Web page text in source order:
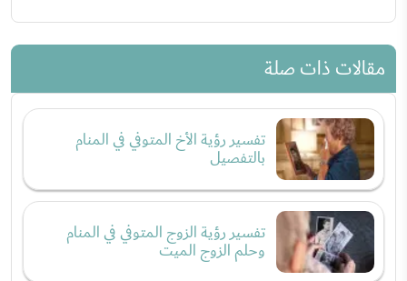
مقالات ذات صلة
تفسير رؤية الأخ المتوفي في المنام
بالتفصيل
تفسير رؤية الزوج المتوفي في المنام
وحلم الزوج الميت